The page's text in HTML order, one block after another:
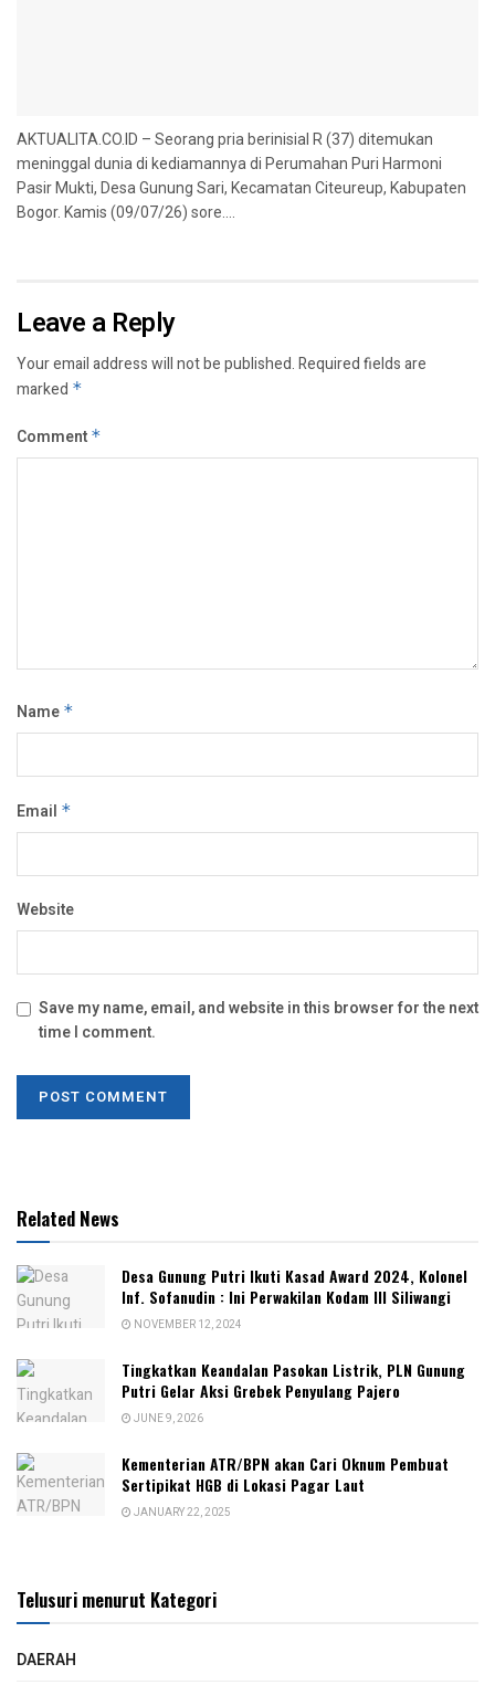
AKTUALITA.CO.ID – Seorang pria berinisial R (37) ditemukan
meninggal dunia di kediamannya di Perumahan Puri Harmoni
Pasir Mukti, Desa Gunung Sari, Kecamatan Citeureup, Kabupaten
Bogor. Kamis (09/07/26) sore....
Leave a Reply
Your email address will not be published.Required fields are
marked *
Comment *
Name *
Email *
Website
Save my name, email, and website in this browser for the next
time I comment.
Related News
Desa Gunung Putri Ikuti Kasad Award 2024, Kolonel
Inf. Sofanudin : Ini Perwakilan Kodam III Siliwangi
NOVEMBER 12, 2024
‎Tingkatkan Keandalan Pasokan Listrik, PLN Gunung
Putri Gelar Aksi Grebek Penyulang Pajero
JUNE 9, 2026
Kementerian ATR/BPN akan Cari Oknum Pembuat
Sertipikat HGB di Lokasi Pagar Laut
JANUARY 22, 2025
Telusuri menurut Kategori
DAERAH